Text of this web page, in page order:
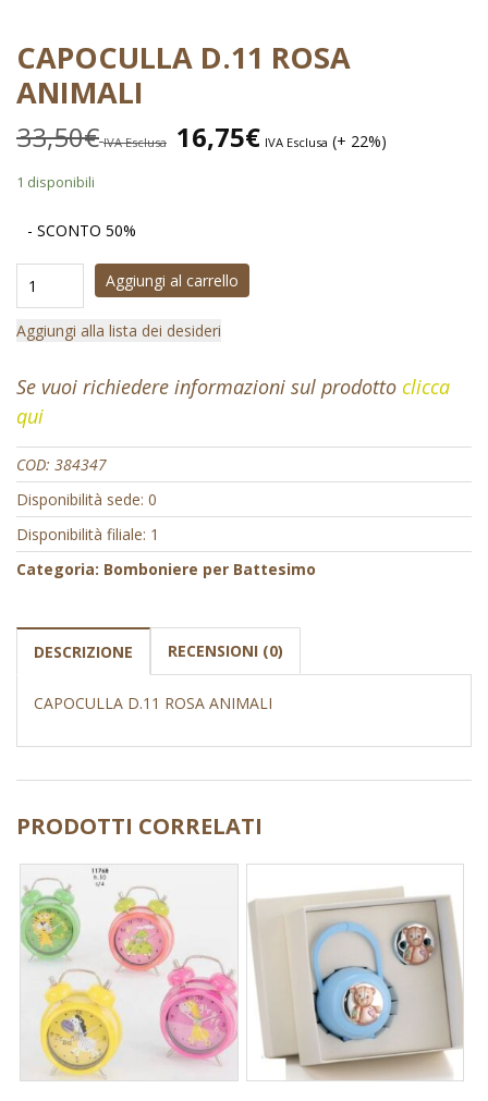
CAPOCULLA D.11 ROSA
ANIMALI
33,50€ IVA Esclusa 16,75€ IVA Esclusa (+ 22%)
1 disponibili
- SCONTO 50%
Aggiungi al carrello
Aggiungi alla lista dei desideri
Se vuoi richiedere informazioni sul prodotto clicca
qui
COD: 384347
Disponibilità sede: 0
Disponibilità filiale: 1
Categoria: Bomboniere per Battesimo
DESCRIZIONE RECENSIONI (0)
CAPOCULLA D.11 ROSA ANIMALI
PRODOTTI CORRELATI